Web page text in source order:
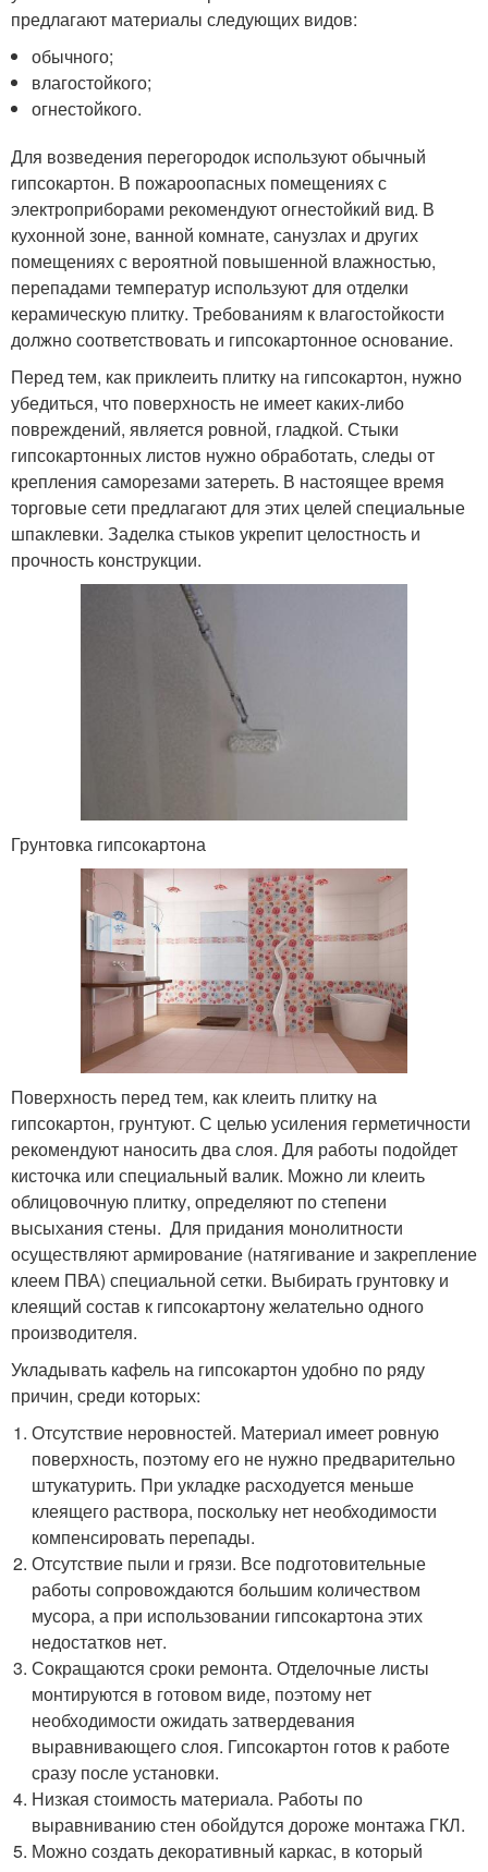
предлагают материалы следующих видов:
обычного;
влагостойкого;
огнестойкого.
Для возведения перегородок используют обычный
гипсокартон. В пожароопасных помещениях с
электроприборами рекомендуют огнестойкий вид. В
кухонной зоне, ванной комнате, санузлах и других
помещениях с вероятной повышенной влажностью,
перепадами температур используют для отделки
керамическую плитку. Требованиям к влагостойкости
должно соответствовать и гипсокартонное основание.
Перед тем, как приклеить плитку на гипсокартон, нужно
убедиться, что поверхность не имеет каких-либо
повреждений, является ровной, гладкой. Стыки
гипсокартонных листов нужно обработать, следы от
крепления саморезами затереть. В настоящее время
торговые сети предлагают для этих целей специальные
шпаклевки. Заделка стыков укрепит целостность и
прочность конструкции.
Грунтовка гипсокартона
Поверхность перед тем, как клеить плитку на
гипсокартон, грунтуют. С целью усиления герметичности
рекомендуют наносить два слоя. Для работы подойдет
кисточка или специальный валик. Можно ли клеить
облицовочную плитку, определяют по степени
высыхания стены. Для придания монолитности
осуществляют армирование (натягивание и закрепление
клеем ПВА) специальной сетки. Выбирать грунтовку и
клеящий состав к гипсокартону желательно одного
производителя.
Укладывать кафель на гипсокартон удобно по ряду
причин, среди которых:
Отсутствие неровностей. Материал имеет ровную
поверхность, поэтому его не нужно предварительно
штукатурить. При укладке расходуется меньше
клеящего раствора, поскольку нет необходимости
компенсировать перепады.
Отсутствие пыли и грязи. Все подготовительные
работы сопровождаются большим количеством
мусора, а при использовании гипсокартона этих
недостатков нет.
Сокращаются сроки ремонта. Отделочные листы
монтируются в готовом виде, поэтому нет
необходимости ожидать затвердевания
выравнивающего слоя. Гипсокартон готов к работе
сразу после установки.
Низкая стоимость материала. Работы по
выравниванию стен обойдутся дороже монтажа ГКЛ.
Можно создать декоративный каркас, в который